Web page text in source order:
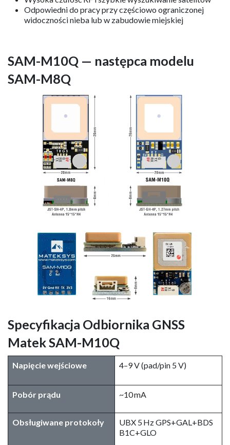
Odpowiedni do pracy przy częściowo ograniczonej
widoczności nieba lub w zabudowie miejskiej
SAM-M10Q — następca modelu
SAM-M8Q
Specyfikacja Odbiornika GNSS
Matek SAM-M10Q
Napięcie wejściowe 4–9 V (pad/pin 5 V)
Pobór prądu ~10 mA
Obsługiwane protokoły
UBX 5 Hz GPS+GAL+BDS
B1C+GLO